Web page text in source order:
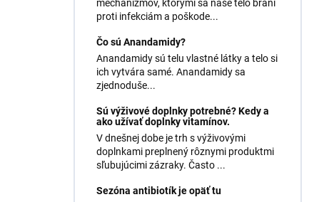
mechanizmov, ktorými sa naše telo bráni
proti infekciám a poškode...
Čo sú Anandamidy?
Anandamidy sú telu vlastné látky a telo si
ich vytvára samé. Anandamidy sa
zjednoduše...
Sú výživové doplnky potrebné? Kedy a
ako užívať doplnky vitamínov.
V dnešnej dobe je trh s výživovými
doplnkami preplnený rôznymi produktmi
sľubujúcimi zázraky. Často ...
Sezóna antibiotík je opäť tu